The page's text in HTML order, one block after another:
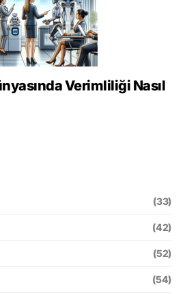
Verimliliği Nasıl
(33)
(42)
(52)
(54)